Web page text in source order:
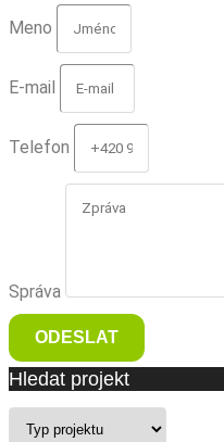
Meno
E-mail
Telefon
Správa
ODESLAT
Hledat projekt